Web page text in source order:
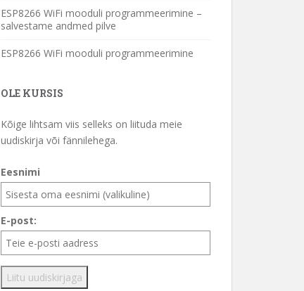
ESP8266 WiFi mooduli programmeerimine –
salvestame andmed pilve
ESP8266 WiFi mooduli programmeerimine
OLE KURSIS
Kõige lihtsam viis selleks on liituda meie
uudiskirja või fännilehega.
Eesnimi
E-post: